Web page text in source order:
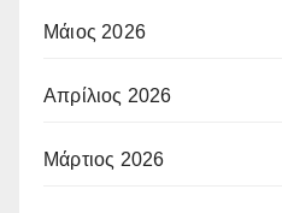
Μάιος 2026
Απρίλιος 2026
Μάρτιος 2026